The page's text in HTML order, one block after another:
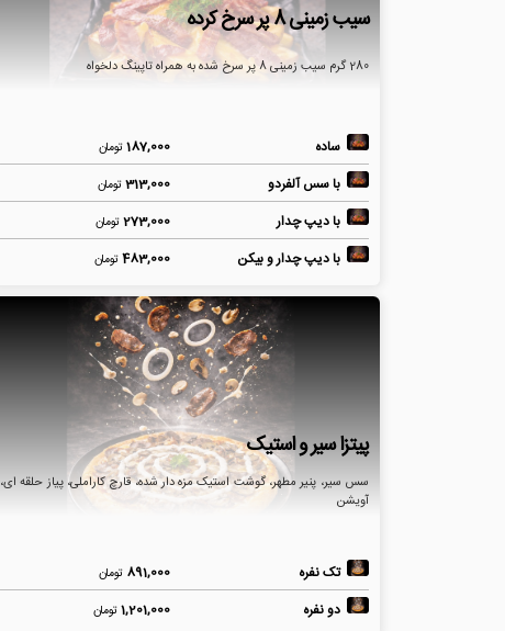
سیب زمینی 8 پر سرخ کرده
280 گرم سیب زمینی 8 پر سرخ شده به همراه تاپینگ دلخواه
ساده 187,000تومان
با سس آلفردو 313,000تومان
با دیپ چدار 273,000تومان
با دیپ چدار و بیکن 483,000تومان
پیتزا سیر و استیک
سس سیر، پنیر مطهر، گوشت استیک مزه دار شده، قارچ کاراملی، پیاز حلقه ای،
آویشن
تک نفره 891,000 تومان
دو نفره 1,201,000تومان